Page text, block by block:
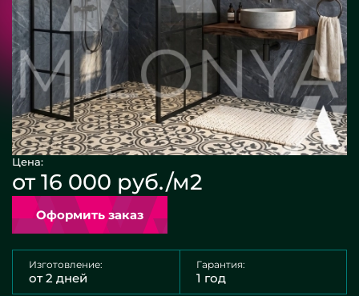
Цена:
от 16 000 руб./м2
Оформить заказ
Изготовление:
от 2 дней
Гарантия:
1 год